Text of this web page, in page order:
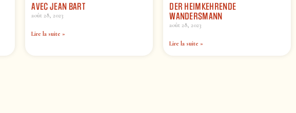
AVEC JEAN BART
août 28, 2023
Lire la suite »
DER HEIMKEHRENDE
WANDERSMANN
août 28, 2023
Lire la suite »